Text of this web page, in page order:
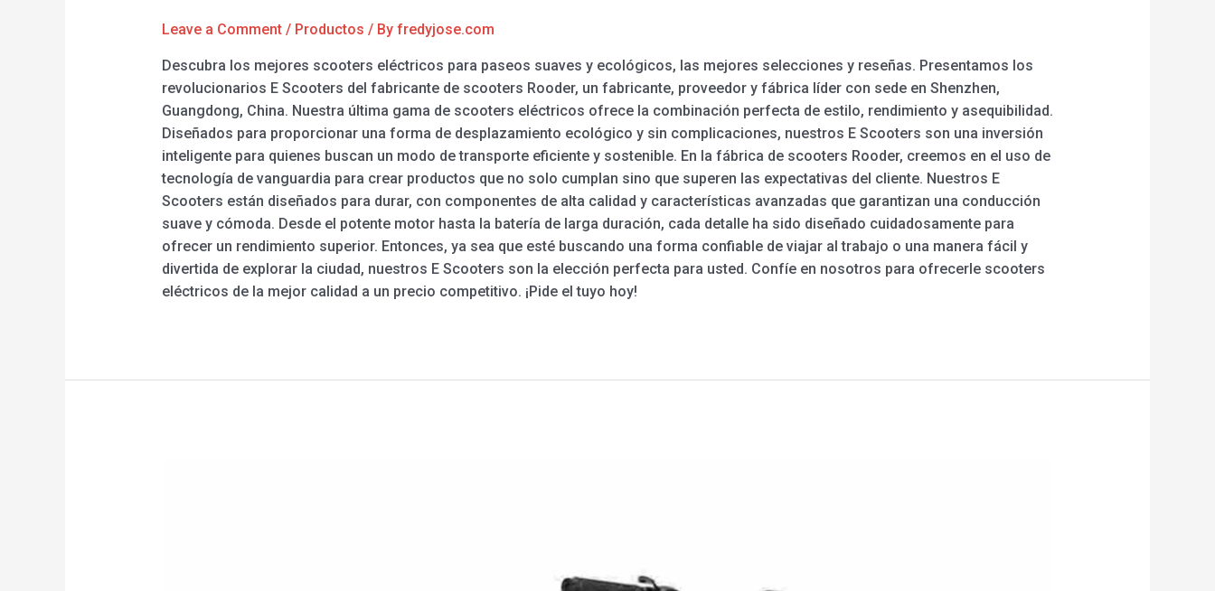
Leave a Comment / Productos / By fredyjose.com
Descubra los mejores scooters eléctricos para paseos suaves y ecológicos, las mejores selecciones y reseñas. Presentamos los
revolucionarios E Scooters del fabricante de scooters Rooder, un fabricante, proveedor y fábrica líder con sede en Shenzhen,
Guangdong, China. Nuestra última gama de scooters eléctricos ofrece la combinación perfecta de estilo, rendimiento y asequibilidad.
Diseñados para proporcionar una forma de desplazamiento ecológico y sin complicaciones, nuestros E Scooters son una inversión
inteligente para quienes buscan un modo de transporte eficiente y sostenible. En la fábrica de scooters Rooder, creemos en el uso de
tecnología de vanguardia para crear productos que no solo cumplan sino que superen las expectativas del cliente. Nuestros E
Scooters están diseñados para durar, con componentes de alta calidad y características avanzadas que garantizan una conducción
suave y cómoda. Desde el potente motor hasta la batería de larga duración, cada detalle ha sido diseñado cuidadosamente para
ofrecer un rendimiento superior. Entonces, ya sea que esté buscando una forma confiable de viajar al trabajo o una manera fácil y
divertida de explorar la ciudad, nuestros E Scooters son la elección perfecta para usted. Confíe en nosotros para ofrecerle scooters
eléctricos de la mejor calidad a un precio competitivo. ¡Pide el tuyo hoy!